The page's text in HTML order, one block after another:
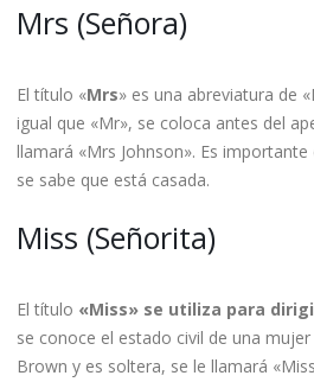
Mrs (Señora)
El título «Mrs» es una abreviatura de
igual que «Mr», se coloca antes del
llamará «Mrs Johnson». Es
se sabe que está casada.
Miss (Señorita)
El título «Miss» se utiliza para
se conoce el estado civil de una
Brown y es soltera, se le llamará